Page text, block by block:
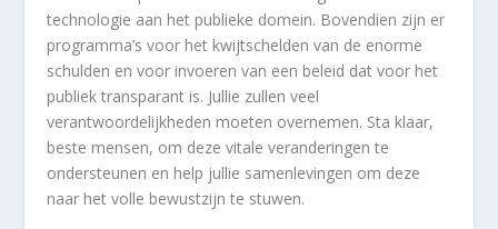
technologie aan het publieke domein. Bovendien zijn er
programma’s voor het kwijtschelden van de enorme
schulden en voor invoeren van een beleid dat voor het
publiek transparant is. Jullie zullen veel
verantwoordelijkheden moeten overnemen. Sta klaar,
beste mensen, om deze vitale veranderingen te
ondersteunen en help jullie samenlevingen om deze
naar het volle bewustzijn te stuwen.